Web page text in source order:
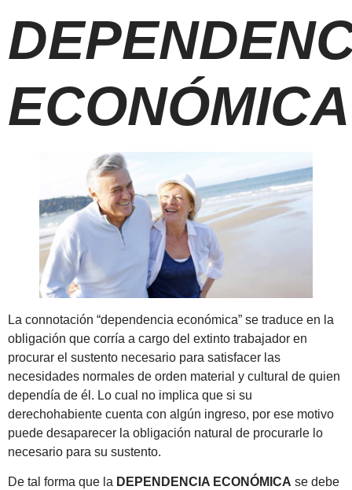
ECONÓMICA
La connotación “dependencia económica” se traduce en la
obligación que corría a cargo del extinto trabajador en
procurar el sustento necesario para satisfacer las
necesidades normales de orden material y cultural de quien
dependía de él. Lo cual no implica que si su
derechohabiente cuenta con algún ingreso, por ese motivo
puede desaparecer la obligación natural de procurarle lo
necesario para su sustento.
De tal forma que la DEPENDENCIA ECONÓMICA se debe